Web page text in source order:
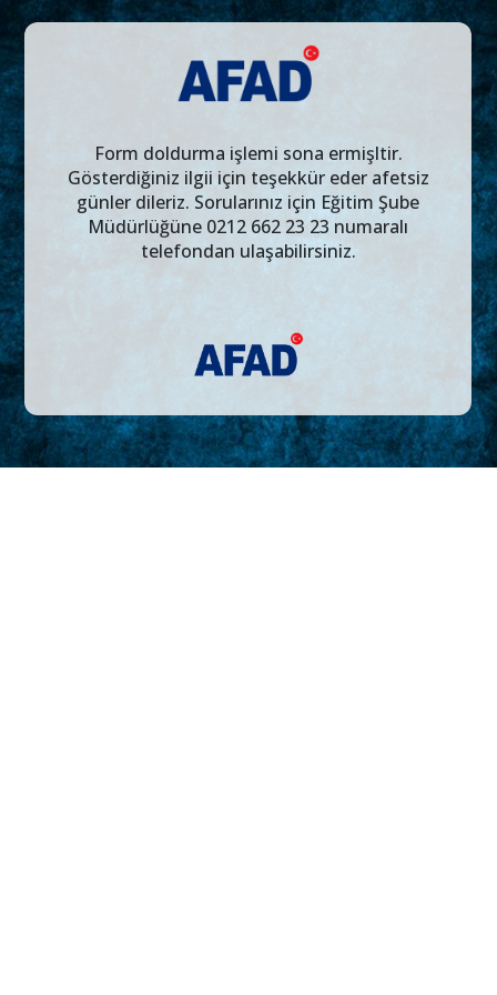
Form doldurma işlemi sona ermişltir.
Gösterdiğiniz ilgii için teşekkür eder afetsiz
günler dileriz. Sorularınız için Eğitim Şube
Müdürlüğüne 0212 662 23 23 numaralı
telefondan ulaşabilirsiniz.